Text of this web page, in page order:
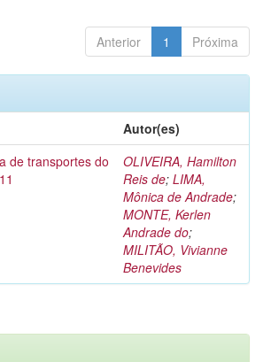
Anterior 1 Próxima
Autor(es)
de transportes do
OLIVEIRA, Hamilton
Reis de; LIMA,
Mônica de Andrade;
MONTE, Kerlen
Andrade do;
MILITÃO, Vivianne
Benevides